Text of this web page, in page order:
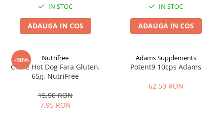
IN STOC
ADAUGA IN COS
IN STOC
ADAUGA IN COS
-50% Nutrifree
Chifle Hot Dog Fara Gluten,
65g, NutriFree
15,90 RON
7,95 RON
Adams Supplements
Potent9 10cps Adams
62,50 RON